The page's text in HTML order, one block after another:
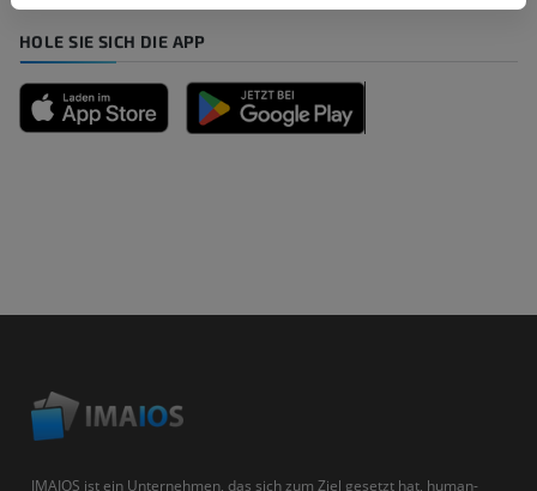
HOLE SIE SICH DIE APP
IMAIOS ist ein Unternehmen, das sich zum Ziel gesetzt hat, human-